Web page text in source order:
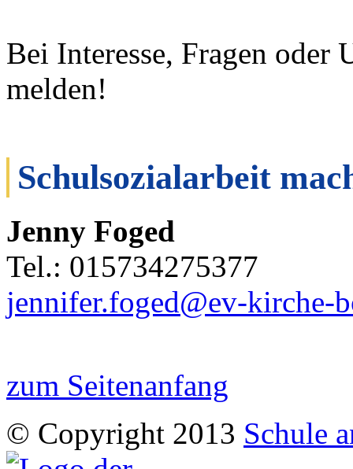
Bei Interesse, Fragen oder
melden!
Schulsozialarbeit
Jenny Foged
Tel.: 015734275377
jennifer.foged@ev-kirche-
zum Seitenanfang
© Copyright 2013 Schule